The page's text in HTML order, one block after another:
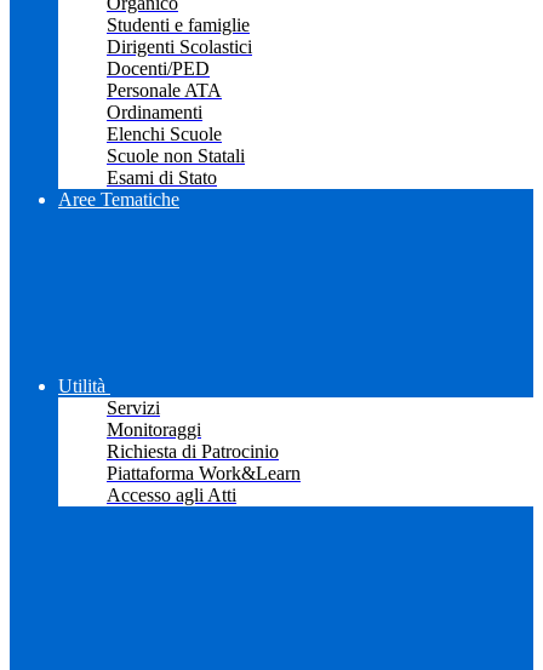
Studenti e famiglie
Dirigenti Scolastici
Docenti/PED
Personale ATA
Ordinamenti
Elenchi Scuole
Scuole non Statali
Esami di Stato
Aree Tematiche
Utilità
Servizi
Monitoraggi
Richiesta di Patrocinio
Piattaforma Work&Learn
Accesso agli Atti